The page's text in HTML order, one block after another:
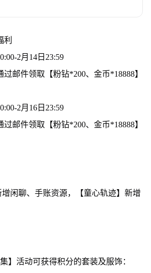
利
2月14日23:59
邮件领取【粉钻*200、金币*18888】
2月16日23:59
邮件领取【粉钻*200、金币*18888】
闲聊、手账资源，【童心轨迹】新增
】活动可获得积分的套装及服饰：